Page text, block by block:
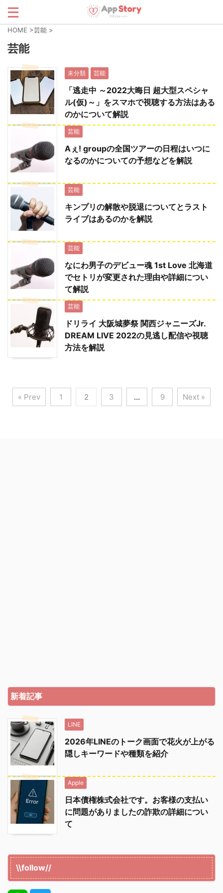
HOME >芸能 >
芸能
未分類 芸能
「逃走中 ～2022大晦日 超大型スペシャ
ル(仮)～」をスマホで視聴する方法はある
のかについて解説
芸能
Aぇ! groupの全国ツアーの日程はいつに
なるのかについての予想などを解説
芸能
キンプリの解散や脱退についてとラスト
ライブはあるのかを解説
芸能
なにわ男子のデビュー魂 1st Love 北海道
でセトリが変更された理由や詳細につい
て解説
芸能
ドリライ 大阪城夢祭 関西ジャニーズJr.
DREAM LIVE 2022の見逃し配信や視聴
方法を解説
« Prev 1 2 3 … 9 Next »
新着記事
LINE
2026年LINEのトーク画面で花火が上がる
隠しキーワードや種類を紹介
Apple
日本債権株式会社です。お客様の支払い
に問題がありましたの詐欺の詳細につい
て
\\follow//